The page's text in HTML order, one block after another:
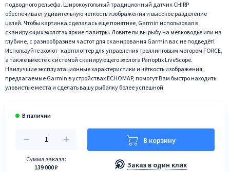
подводного рельефа. Широкоугольный традиционный датчик CHIRP
обеспечивает удивительную чёткость изображения и высокое разделение
целей. Чтобы картинка сделалась еще понятнее, Garmin использовал в
сканирующих эхолотах яркие палитры. Ловите ли вы рыбу на мелководье или на
глубине, с разнообразием частот для сканирования Garmin вас не подведёт!
Используйте эхолот- картплоттер для управления троллинговым мотором FORCE,
а также вместе с системой сканирующего эхолота Panoptix LiveScope.
Наилучшие эксплуатационные характеристики и чёткость изображения,
предлагаемые Garmin в устройствах ECHOMAP, помогут Вам быстро находить
уловистые места и сделать вашу рыбалку более успешной.
Сумма заказа:
139 000 ₽
В корзину
Заказ в один клик